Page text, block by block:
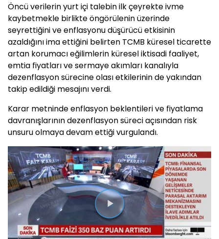
Öncü verilerin yurt içi talebin ilk çeyrekte ivme
kaybetmekle birlikte öngörülenin üzerinde
seyrettiğini ve enflasyonu düşürücü etkisinin
azaldığını ima ettiğini belirten TCMB küresel ticarette
artan korumacı eğilimlerin küresel iktisadi faaliyet,
emtia fiyatları ve sermaye akımları kanalıyla
dezenflasyon sürecine olası etkilerinin de yakından
takip edildiği mesajını verdi.
Karar metninde enflasyon beklentileri ve fiyatlama
davranışlarının dezenflasyon süreci açısından risk
unsuru olmaya devam ettiği vurgulandı.
Videoyu
Oynat